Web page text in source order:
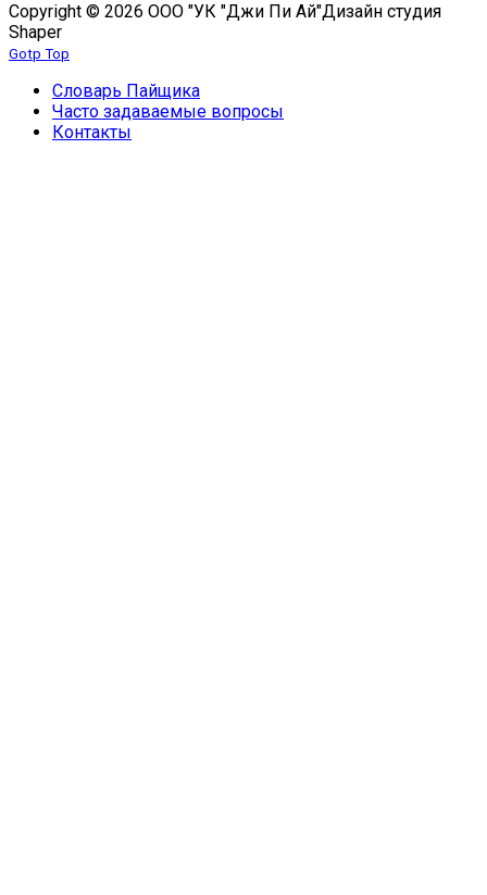
Copyright © 2026 ООО "УК "Джи Пи Ай"Дизайн студия
Shaper
Gotp Top
Словарь Пайщика
Часто задаваемые вопросы
Контакты